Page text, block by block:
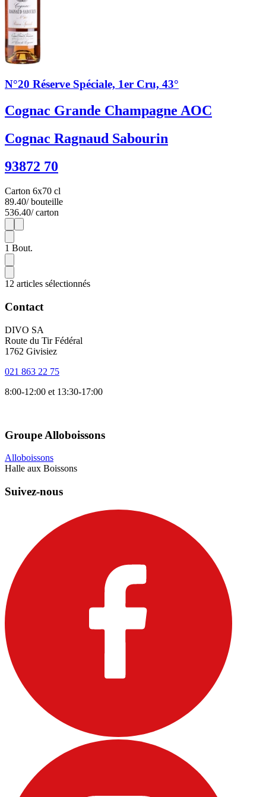
N°20 Réserve Spéciale, 1er Cru, 43°
Cognac Grande Champagne AOC
Cognac Ragnaud Sabourin
93872 70
Carton 6x70 cl
89.40/ bouteille
536.40/ carton
1
1 Bout.
12 articles sélectionnés
Contact
DIVO SA
Route du Tir Fédéral
1762 Givisiez
021 863 22 75
8:00-12:00 et 13:30-17:00
Groupe Alloboissons
Alloboissons
Halle aux Boissons
Suivez-nous